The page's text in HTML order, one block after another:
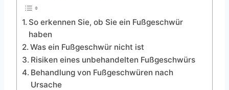
So erkennen Sie, ob Sie ein Fußgeschwür
haben
Was ein Fußgeschwür nicht ist
Risiken eines unbehandelten Fußgeschwürs
Behandlung von Fußgeschwüren nach
Ursache